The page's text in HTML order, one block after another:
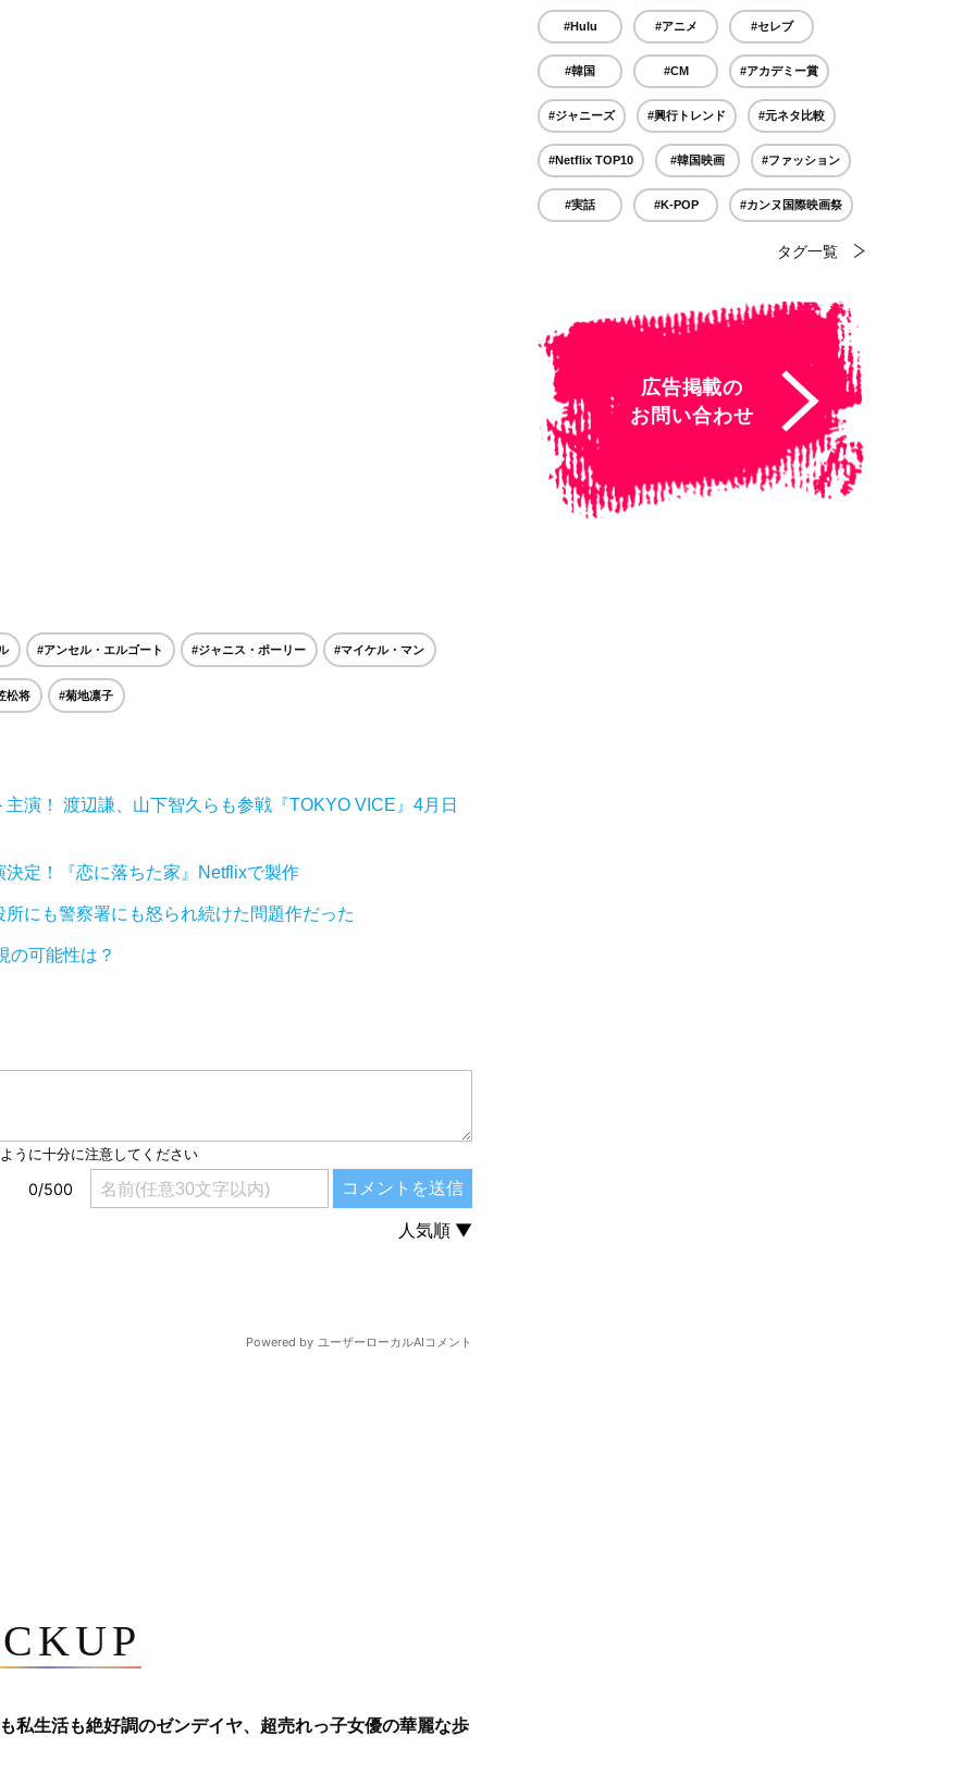
#アンセル・エルゴート #ジャニス・ポーリー #マイケル・マン
松将 #菊地凛子
演！ 渡辺謙、山下智久らも参戦『TOKYO VICE』4月日
定！『恋に落ちた家』Netflixで製作
にも警察署にも怒られ続けた問題作だった
の可能性は？
私生活も絶好調のゼンデイヤ、超売れっ子女優の華麗な歩
#Hulu #アニメ #セレブ
#韓国 #CM #アカデミー賞
#ジャニーズ #興行トレンド #元ネタ比較
#Netflix TOP10 #韓国映画 #ファッション
#実話 #K-POP #カンヌ国際映画祭
タグ一覧
広告掲載の
お問い合わせ